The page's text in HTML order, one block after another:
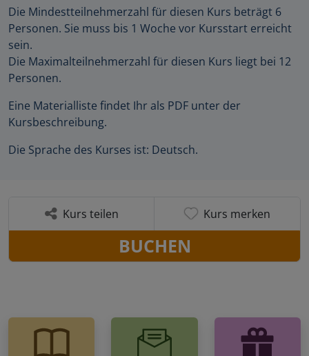
Die Mindestteilnehmerzahl für diesen Kurs beträgt 6
Personen. Sie muss bis 1 Woche vor Kursstart erreicht
sein.
Die Maximalteilnehmerzahl für diesen Kurs liegt bei 12
Personen.
Eine Materialliste findet Ihr als PDF unter der
Kursbeschreibung.
Die Sprache des Kurses ist: Deutsch.
Kurs teilen Kurs merken
BUCHEN